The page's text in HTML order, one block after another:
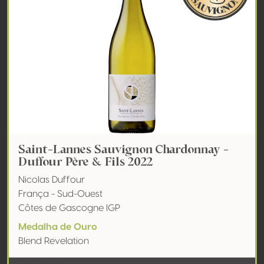
Saint-Lannes Sauvignon Chardonnay -
Duffour Père & Fils 2022
Nicolas Duffour
França - Sud-Ouest
Côtes de Gascogne IGP
Medalha de Ouro
Blend Revelation